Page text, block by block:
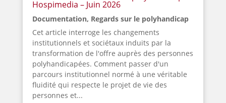
Hospimedia – Juin 2026
Documentation, Regards sur le polyhandicap
Cet article interroge les changements
institutionnels et sociétaux induits par la
transformation de l'offre auprès des personnes
polyhandicapées. Comment passer d'un
parcours institutionnel normé à une véritable
fluidité qui respecte le projet de vie des
personnes et...